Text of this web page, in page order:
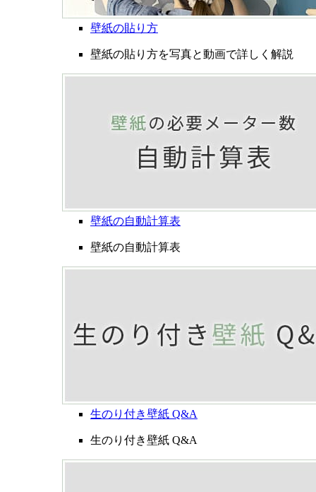
壁紙の貼り方
壁紙の貼り方を写真と動画で詳しく解説
壁紙の自動計算表
壁紙の自動計算表
生のり付き壁紙 Q&A
生のり付き壁紙 Q&A